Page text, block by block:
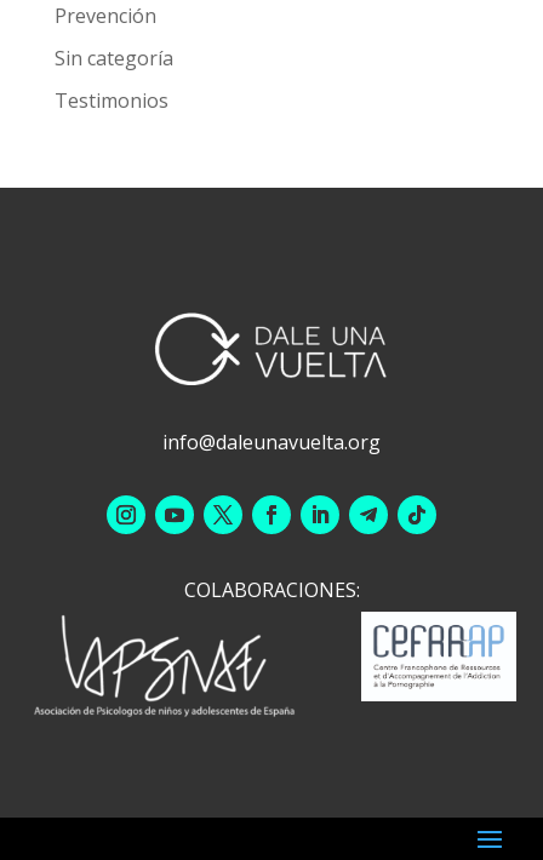
Prevención
Sin categoría
Testimonios
info@daleunavuelta.org
COLABORACIONES: